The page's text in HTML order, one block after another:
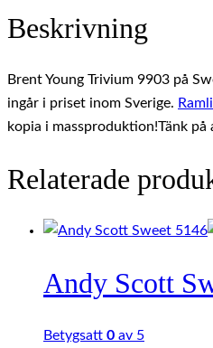
Beskrivning
Brent Young Trivium 9903 på
ingår i priset inom Sverige.
kopia i massproduktion!Tänk
Relaterade
Andy Scott
Betygsatt 0 av 5